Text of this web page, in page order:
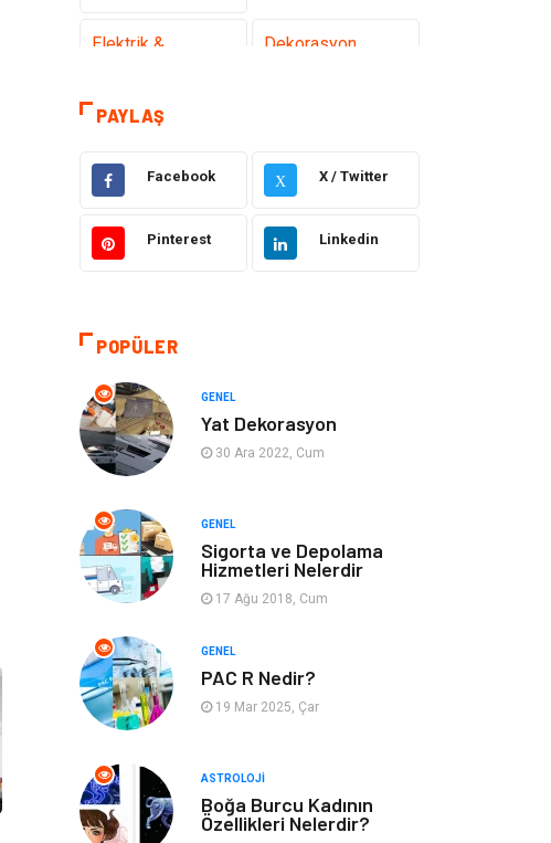
Elektrik &
Dekorasyon
Güzellik ve Bakım
Giyim Sağlıklı Yaşam
Makine Otomotiv
Gıda
Spor
Tatil Hobi
Emlak
Genel Kültür
Bilgisayar &
Yazılım
Müzik
Mobilya Ev İşleri
Finans Tekstil
Aksesuar Anne Çocuk
PAYLAŞ
Facebook X X / Twitter
Pinterest Linkedin
POPÜLER
GENEL
Yat Dekorasyon
30 Ara 2022, Cum
GENEL
Sigorta ve Depolama
Hizmetleri Nelerdir
17 Ağu 2018, Cum
GENEL
PAC R Nedir?
19 Mar 2025, Çar
ASTROLOJI
Boğa Burcu Kadının
Özellikleri Nelerdir?